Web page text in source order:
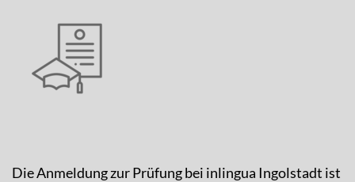
Die Anmeldung zur Prüfung bei inlingua Ingolstadt ist